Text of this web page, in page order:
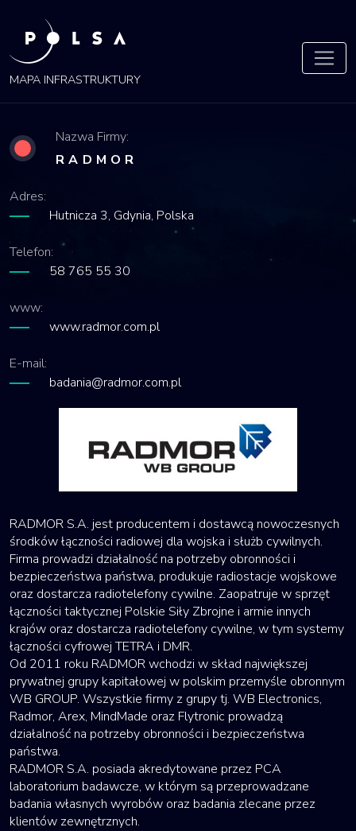
POLSA
MAPA
MAPA INFRASTRUKTURY
Nazwa Firmy:
RADMOR
Adres:
Hutnicza 3, Gdynia, Polska
Telefon:
58 765 55 30
www:
www.radmor.com.pl
E-mail:
badania@radmor.com.pl
RADMOR S.A. jest producentem i dostawcą nowoczesnych
środków łączności radiowej dla wojska i służb cywilnych.
Firma prowadzi działalność na potrzeby obronności i
bezpieczeństwa państwa, produkuje radiostacje wojskowe
oraz dostarcza radiotelefony cywilne. Zaopatruje w sprzęt
łączności taktycznej Polskie Siły Zbrojne i armie innych
krajów oraz dostarcza radiotelefony cywilne, w tym systemy
łączności cyfrowej TETRA i DMR.
Od 2011 roku RADMOR wchodzi w skład największej
prywatnej grupy kapitałowej w polskim przemyśle obronnym
WB GROUP. Wszystkie firmy z grupy tj. WB Electronics,
Radmor, Arex, MindMade oraz Flytronic prowadzą
działalność na potrzeby obronności i bezpieczeństwa
państwa.
RADMOR S.A. posiada akredytowane przez PCA
laboratorium badawcze, w którym są przeprowadzane
badania własnych wyrobów oraz badania zlecane przez
klientów zewnętrznych.